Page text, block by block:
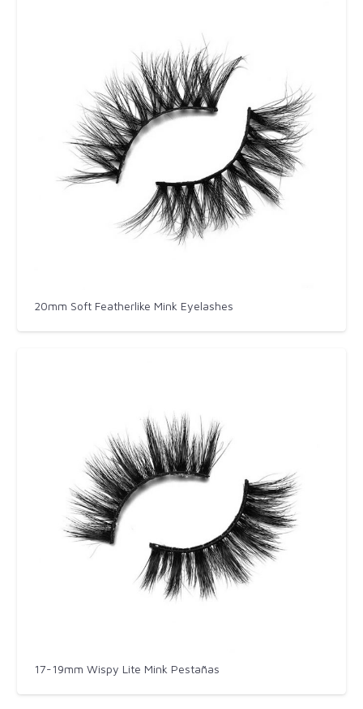
20mm Soft Featherlike Mink Eyelashes​
17-19mm Wispy Lite Mink Pestañas